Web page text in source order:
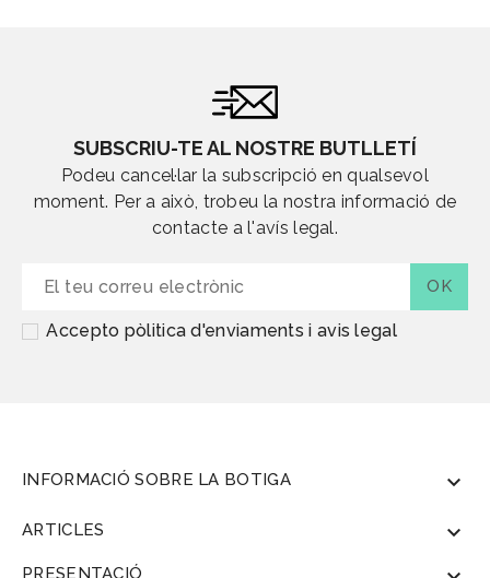
SUBSCRIU-TE AL NOSTRE BUTLLETÍ
Podeu cancel·lar la subscripció en qualsevol
moment. Per a això, trobeu la nostra informació de
contacte a l'avís legal.
Accepto pòlitica d'enviaments i avis legal
INFORMACIÓ SOBRE LA BOTIGA 
ARTICLES 
PRESENTACIÓ